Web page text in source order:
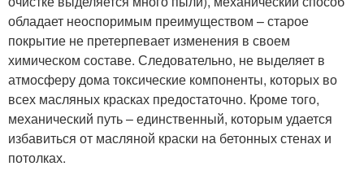
обладает неоспоримым преимуществом – старое
покрытие не претерпевает изменения в своем
химическом составе. Следовательно, не выделяет в
атмосферу дома токсические компоненты, которых во
всех масляных красках предостаточно. Кроме того,
механический путь – единственный, которым удается
избавиться от масляной краски на бетонных стенах и
потолках.